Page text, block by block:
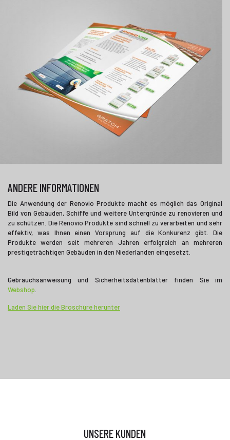
ANDERE INFORMATIONEN
Die Anwendung der Renovio Produkte macht es möglich das Original
Bild von Gebäuden, Schiffe und weitere Untergründe zu renovieren und
zu schützen. Die Renovio Produkte sind schnell zu verarbeiten und sehr
effektiv, was Ihnen einen Vorsprung auf die Konkurenz gibt. Die
Produkte werden seit mehreren Jahren erfolgreich an mehreren
prestigeträchtigen Gebäuden in den Niederlanden eingesetzt.
Gebrauchsanweisung und Sicherheitsdatenblätter finden Sie im
Webshop.
Laden Sie hier die Broschüre herunter
UNSERE KUNDEN